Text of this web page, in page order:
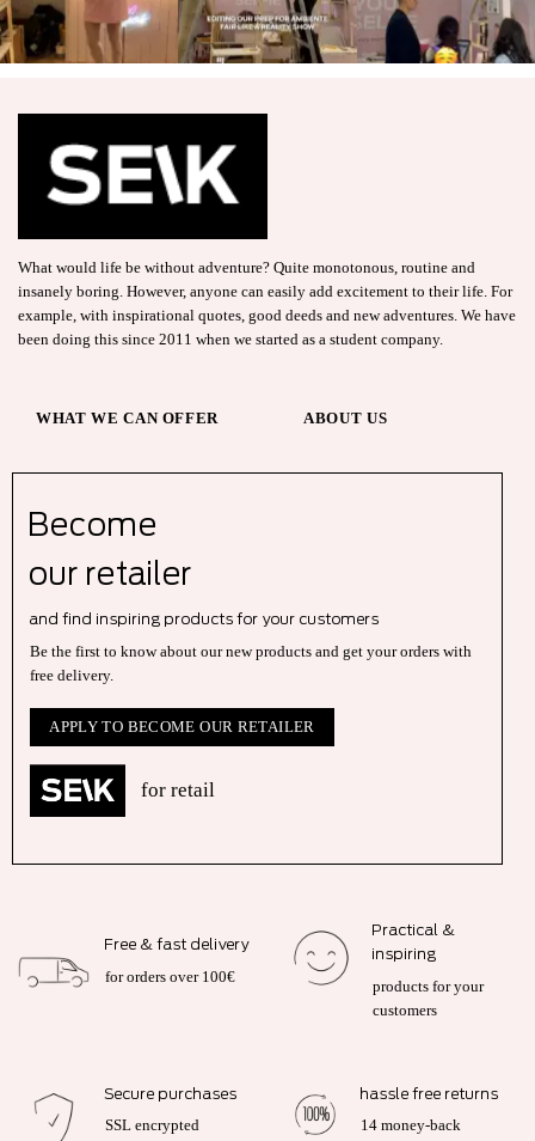
What would life be without adventure? Quite monotonous, routine and
insanely boring. However, anyone can easily add excitement to their life. For
example, with inspirational quotes, good deeds and new adventures. We have
been doing this since 2011 when we started as a student company.
WHAT WE CAN OFFER ABOUT US
Become
our retailer
and find inspiring products for your customers
Be the first to know about our new products and get your orders with
free delivery.
APPLY TO BECOME OUR RETAILER
for retail
Free & fast delivery
for orders over 100€
Practical &
inspiring
products for your
customers
Secure purchases
SSL encrypted
hassle free returns
14 money-back